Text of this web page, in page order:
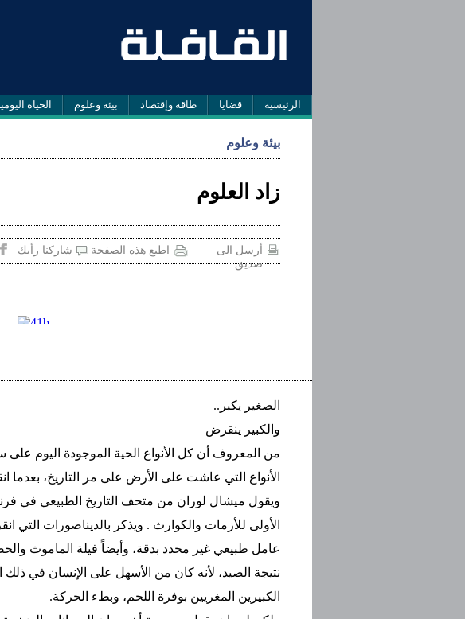
الرئيسية قضايا طاقة وإقتصاد بيئة وعلوم الحياة
بيئة وعلوم
زاد العلوم
أرسل الى
صديق
اطبع هذه الصفحة شاركنا رأيك
الصغير يكبر..
والكبير ينقرض
الأنواع التي عاشت على الأرض على مر التاريخ، بعدما انقرض 99.9 في
ويقول ميشال لوران من متحف التاريخ الطبيعي في
نتيجة الصيد، لأنه كان من الأسهل على الإنسان في ذلك
الكبيرين المغريين بوفرة اللحم، وبطء الحركة.